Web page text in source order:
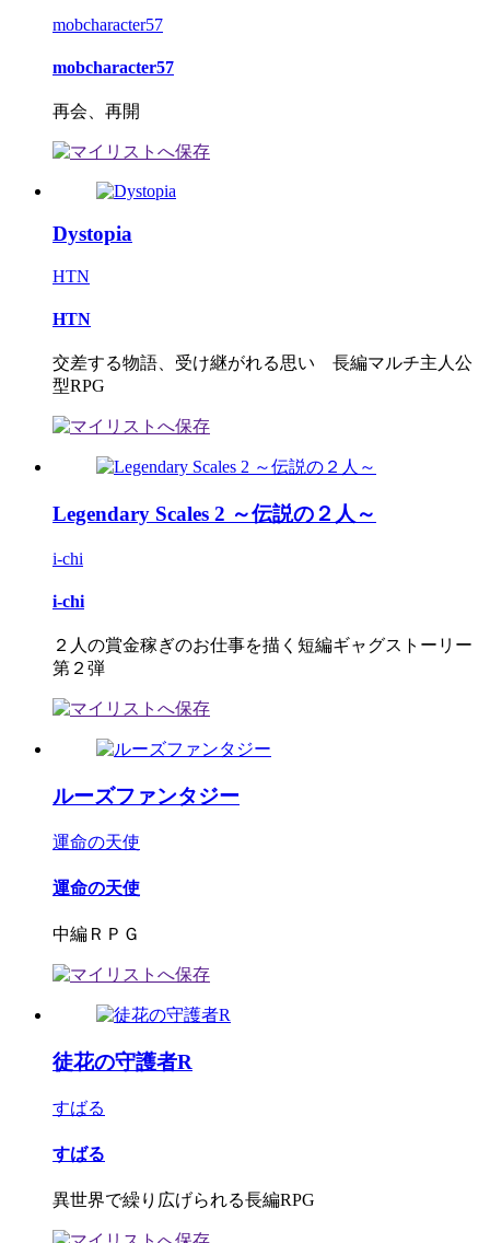
mobcharacter57
mobcharacter57
再会、再開
Dystopia
HTN
HTN
交差する物語、受け継がれる思い 長編マルチ主人公
型RPG
Legendary Scales 2 ～伝説の２人～
i-chi
i-chi
２人の賞金稼ぎのお仕事を描く短編ギャグストーリー
第２弾
ルーズファンタジー
運命の天使
運命の天使
中編ＲＰＧ
徒花の守護者R
すばる
すばる
異世界で繰り広げられる長編RPG